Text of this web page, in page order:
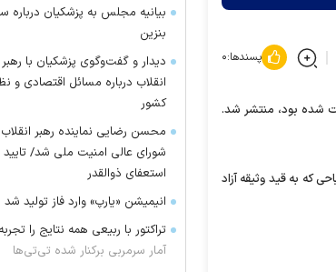
پسندها:۰
شده بود، منتشر شد.
که به قید وثیقه آزاد
بیانیه مجلس به پزشکیان درباره
بنزین
دیدار و گفت‌وگوی پزشکیان با رهبر
انقلاب درباره مسائل اقتصادی و
کشور
محسن رضایی نماینده رهبر
شورای عالی امنیت ملی شد/ تایید
استعفای ذوالقدر
انیمیشن «یارپ» وارد فاز تولید شد
تراکتور با ربیعی همه نتایج را
آمار سرمربی برکنار شده تی‌تی‌ها